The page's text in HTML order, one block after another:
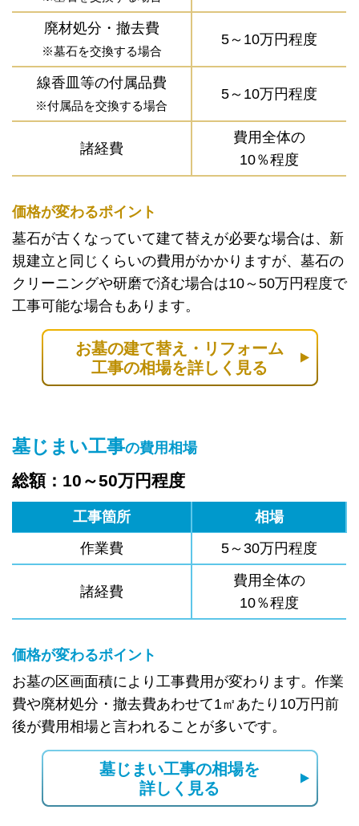
廃材処分・撤去費
※墓石を交換する場合
5～10万円程度
線香皿等の付属品費
※付属品を交換する場合
5～10万円程度
諸経費
費用全体の
10％程度
価格が変わるポイント
墓石が古くなっていて建て替えが必要な場合は、新
規建立と同じくらいの費用がかかりますが、墓石の
クリーニングや研磨で済む場合は10～50万円程度で
工事可能な場合もあります。
お墓の建て替え・リフォーム
工事の相場を詳しく見る
墓じまい工事の費用相場
総額：10～50万円程度
工事箇所
相場
作業費
5～30万円程度
諸経費
費用全体の
10％程度
価格が変わるポイント
お墓の区画面積により工事費用が変わります。作業
費や廃材処分・撤去費あわせて1㎡あたり10万円前
後が費用相場と言われることが多いです。
墓じまい工事の相場を
詳しく見る